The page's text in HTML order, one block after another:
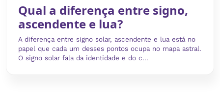
Qual a diferença entre signo,
ascendente e lua?
A diferença entre signo solar, ascendente e lua está no
papel que cada um desses pontos ocupa no mapa astral.
O signo solar fala da identidade e do c...